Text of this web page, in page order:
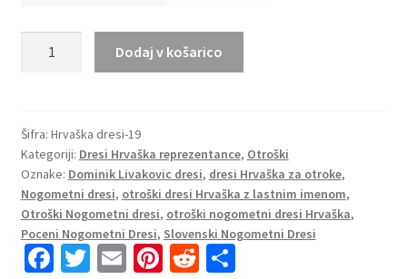
Hrvaška
Vratar
2024-
25
siva
Dominik
Livakovic
Dodaj v košarico
Šifra: Hrvaška dresi-19
Kategoriji: Dresi Hrvaška reprezentance, Otroški
Oznake: Dominik Livakovic dresi, dresi Hrvaška za otroke,
Nogometni dresi, otroški dresi Hrvaška z lastnim imenom,
Otroški Nogometni dresi, otroški nogometni dresi Hrvaška,
Poceni Nogometni Dresi, Slovenski Nogometni Dresi
Fa T E Pi R S